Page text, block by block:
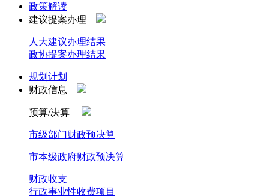
政策解读
建议提案办理
人大建议办理结果
政协提案办理结果
规划计划
财政信息
预算/决算
市级部门财政预决算
市本级政府财政预决算
财政收支
行政事业性收费项目